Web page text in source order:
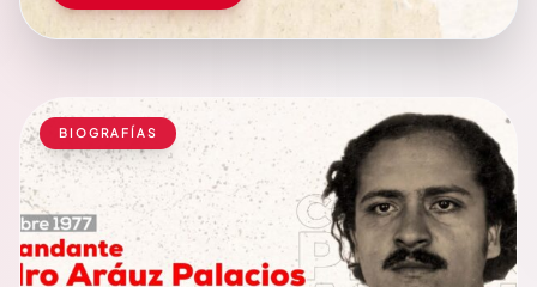
los barrios para…
BIOGRAFÍAS